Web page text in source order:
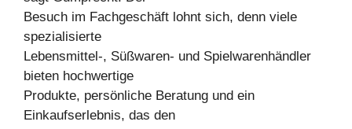
Besuch im Fachgeschäft lohnt sich, denn viele
spezialisierte
Lebensmittel-, Süßwaren- und Spielwarenhändler
bieten hochwertige
Produkte, persönliche Beratung und ein
Einkaufserlebnis, das den